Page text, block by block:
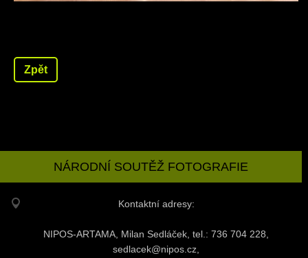
Zpět
NÁRODNÍ SOUTĚŽ FOTOGRAFIE
Kontaktní adresy:
NIPOS-ARTAMA, Milan Sedláček, tel.: 736 704 228,
sedlacek@nipos.cz,